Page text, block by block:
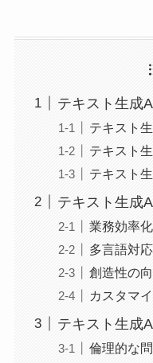
テキスト生成
テキスト
テキスト
テキスト
テキスト生成
業務効率化
多言語対応
創造性の
カスタマ
テキスト生成
倫理的な